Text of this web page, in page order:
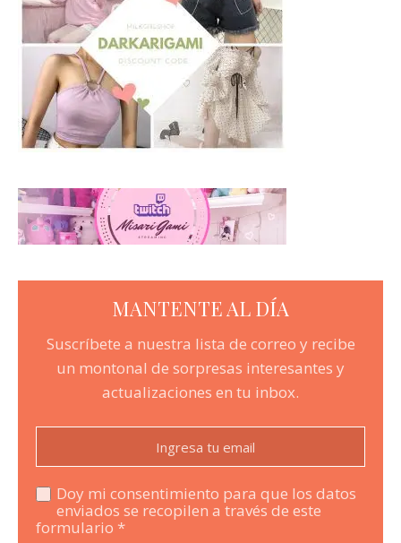
MANTENTE AL DÍA
Suscríbete a nuestra lista de correo y recibe
un montonal de sorpresas interesantes y
actualizaciones en tu inbox.
Doy mi consentimiento para que los datos
enviados se recopilen a través de este
formulario *